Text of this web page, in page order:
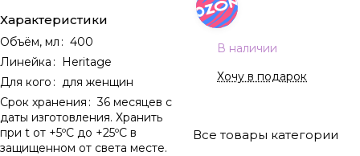
Характеристики
Объём, мл: 400
Линейка: Heritage
Для кого: для женщин
Срок хранения: 36 месяцев с
даты изготовления. Хранить
при t от +5ºС до +25ºС в
защищенном от света месте.
В наличии
Хочу в подарок
Все товары категории